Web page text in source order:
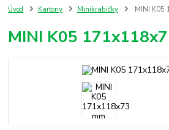
Úvod Kartony Minikrabičky MINI K05
MINI K05